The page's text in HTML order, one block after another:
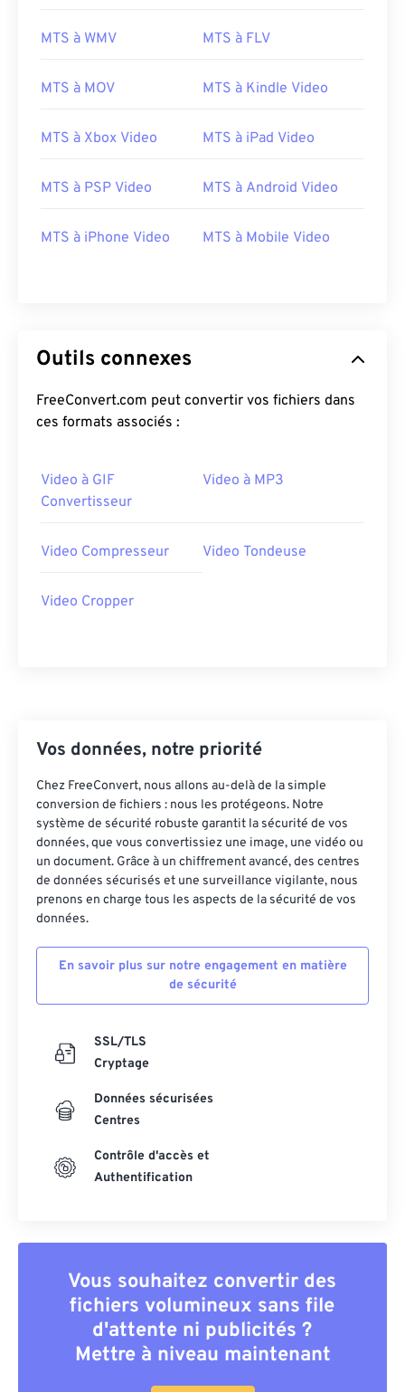
Version initiale :
http://www.blu-raydisc.com/fr/languagetest.aspx
MTS à WMV MTS à FLV
MTS à MOV MTS à Kindle Video
MTS à Xbox Video MTS à iPad Video
MTS à PSP Video MTS à Android Video
MTS à iPhone Video MTS à Mobile Video
Outils connexes
FreeConvert.com peut convertir vos fichiers dans
ces formats associés :
Video à GIF
Convertisseur
Video à MP3
Video Compresseur Video Tondeuse
Video Cropper
Vos données, notre priorité
Chez FreeConvert, nous allons au-delà de la simple
conversion de fichiers : nous les protégeons. Notre
système de sécurité robuste garantit la sécurité de vos
données, que vous convertissiez une image, une vidéo ou
un document. Grâce à un chiffrement avancé, des centres
de données sécurisés et une surveillance vigilante, nous
prenons en charge tous les aspects de la sécurité de vos
données.
En savoir plus sur notre engagement en matière
de sécurité
SSL/TLS
Cryptage
Données sécurisées
Centres
Contrôle d'accès et
Authentification
Vous souhaitez convertir des
fichiers volumineux sans file
d'attente ni publicités ?
Mettre à niveau maintenant